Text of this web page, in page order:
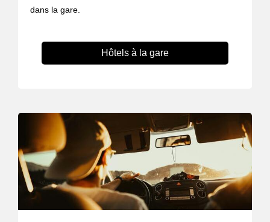
dans la gare.
Hôtels à la gare